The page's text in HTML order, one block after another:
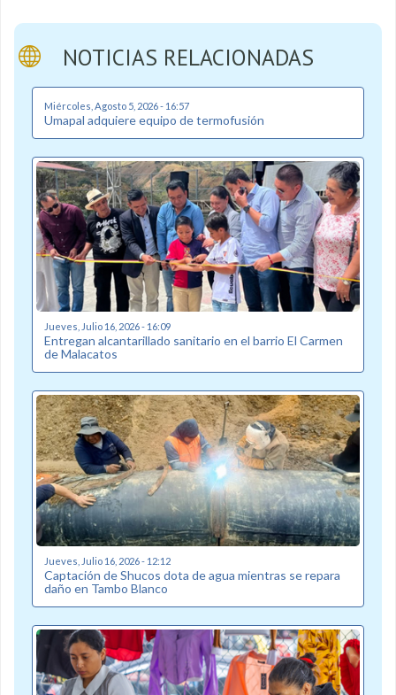
NOTICIAS RELACIONADAS
Miércoles, Agosto 5, 2026 - 16:57
Umapal adquiere equipo de termofusión
Jueves, Julio 16, 2026 - 16:09
Entregan alcantarillado sanitario en el barrio El Carmen
de Malacatos
Jueves, Julio 16, 2026 - 12:12
Captación de Shucos dota de agua mientras se repara
daño en Tambo Blanco